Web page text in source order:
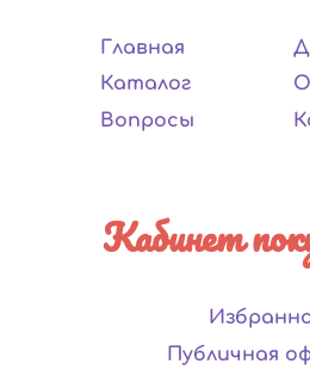
Главная
Каталог
Вопросы
Кабинет
Публичная